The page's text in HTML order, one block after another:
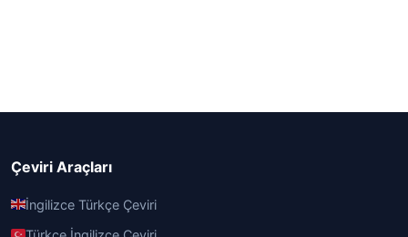
Çeviri Araçları
İngilizce Türkçe Çeviri